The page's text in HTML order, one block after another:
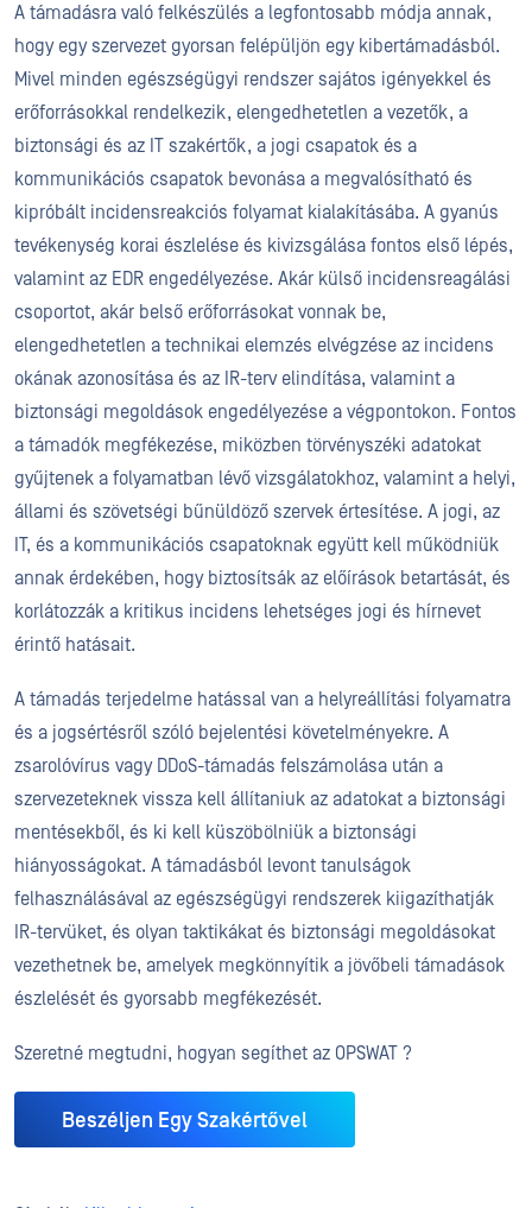
A támadásra való felkészülés a legfontosabb módja annak,
hogy egy szervezet gyorsan felépüljön egy kibertámadásból.
Mivel minden egészségügyi rendszer sajátos igényekkel és
erőforrásokkal rendelkezik, elengedhetetlen a vezetők, a
biztonsági és az IT szakértők, a jogi csapatok és a
kommunikációs csapatok bevonása a megvalósítható és
kipróbált incidensreakciós folyamat kialakításába. A gyanús
tevékenység korai észlelése és kivizsgálása fontos első lépés,
valamint az EDR engedélyezése. Akár külső incidensreagálási
csoportot, akár belső erőforrásokat vonnak be,
elengedhetetlen a technikai elemzés elvégzése az incidens
okának azonosítása és az IR-terv elindítása, valamint a
biztonsági megoldások engedélyezése a végpontokon. Fontos
a támadók megfékezése, miközben törvényszéki adatokat
gyűjtenek a folyamatban lévő vizsgálatokhoz, valamint a helyi,
állami és szövetségi bűnüldöző szervek értesítése. A jogi, az
IT, és a kommunikációs csapatoknak együtt kell működniük
annak érdekében, hogy biztosítsák az előírások betartását, és
korlátozzák a kritikus incidens lehetséges jogi és hírnevet
érintő hatásait.
A támadás terjedelme hatással van a helyreállítási folyamatra
és a jogsértésről szóló bejelentési követelményekre. A
zsarolóvírus vagy DDoS-támadás felszámolása után a
szervezeteknek vissza kell állítaniuk az adatokat a biztonsági
mentésekből, és ki kell küszöbölniük a biztonsági
hiányosságokat. A támadásból levont tanulságok
felhasználásával az egészségügyi rendszerek kiigazíthatják
IR-tervüket, és olyan taktikákat és biztonsági megoldásokat
vezethetnek be, amelyek megkönnyítik a jövőbeli támadások
észlelését és gyorsabb megfékezését.
Szeretné megtudni, hogyan segíthet az OPSWAT ?
Beszéljen Egy Szakértővel